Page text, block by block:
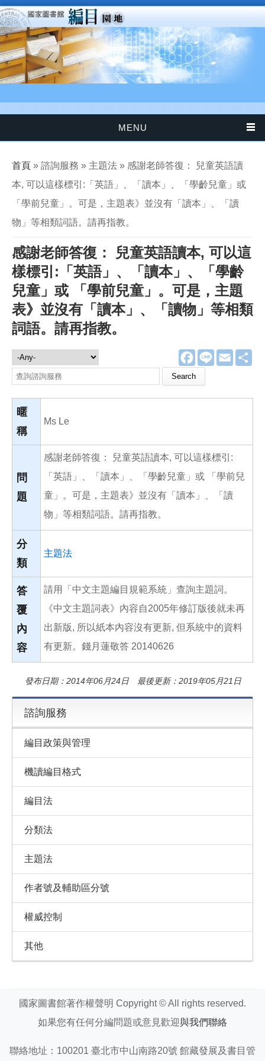
移至主內容
MENU
您在這裡
首頁 » 諮詢服務 » 主題法 » 感謝老師答復： 兒童英語讀
本, 可以這樣標引:「英語」、「讀本」、「學齡兒童」或
「學前兒童」。可是，主題表》並沒有「讀本」、「讀
物」等相類詞語。請再指教。
感謝老師答復： 兒童英語讀本, 可以這
樣標引:「英語」、「讀本」、「學齡
兒童」或 「學前兒童」。可是，主題
表》並沒有「讀本」、「讀物」等相類
詞語。請再指教。
F
a
e
o
L
E
m
諮詢服務
Search this site
暱
稱
Ms Le
問
題
感謝老師答復： 兒童英語讀本, 可以這樣標引:
「英語」、「讀本」、「學齡兒童」或 「學前兒
童」。可是，主題表》並沒有「讀本」、「讀
物」等相類詞語。請再指教。
分
類
主題法
答
覆
內
容
請用「中文主題編目規範系統」查詢主題詞。
《中文主題詞表》內容自2005年修訂版後就未再
出新版, 所以紙本內容沒有更新, 但系統中的資料
有更新。錢月蓮敬答 20140626
發布日期：2014年06月24日 最後更新：2019年05月21日
諮詢服務
編目政策與管理
機讀編目格式
編目法
分類法
主題法
作者號及輔助區分號
權威控制
其他
國家圖書館著作權聲明 Copyright © All rights reserved.
如果您有任何分編問題或意見歡迎與我們聯絡
聯絡地址：100201 臺北市中山南路20號 館藏發展及書目管